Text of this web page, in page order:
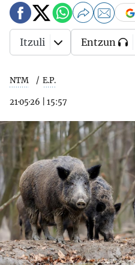
NTM E.P.
21·05·26 15:57
Itzuli Entzun